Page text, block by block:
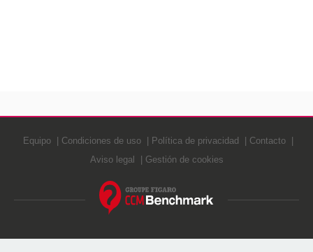
Equipo Condiciones de uso Política de privacidad
Contacto
Aviso legal
Gestión de cookies